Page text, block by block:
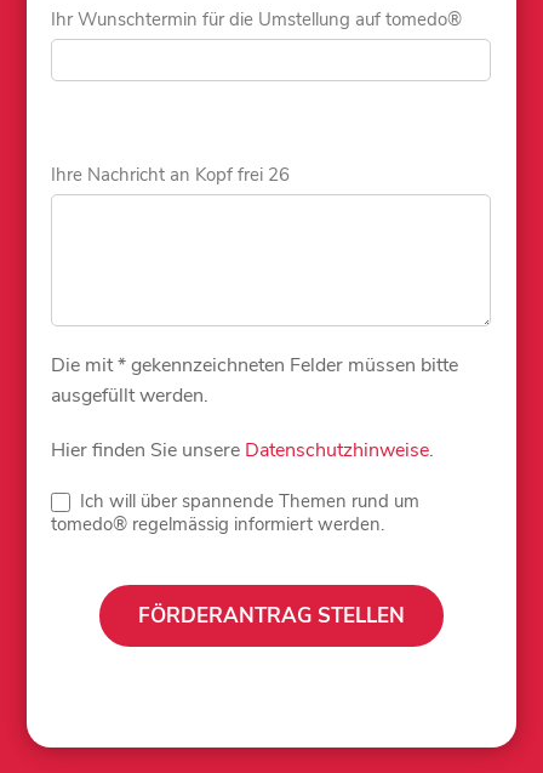
Ihr Wunschtermin für die Umstellung auf tomedo®
Ihre Nachricht an Kopf frei 26
Die mit * gekennzeichneten Felder müssen bitte
ausgefüllt werden.
Hier finden Sie unsere Datenschutzhinweise.
Ich will über spannende Themen rund um
tomedo® regelmässig informiert werden.
FÖRDERANTRAG STELLEN